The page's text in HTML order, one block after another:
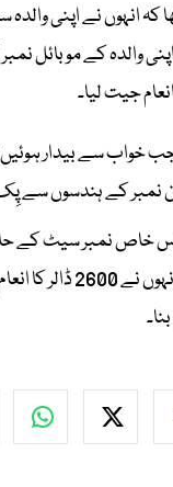
کہ انہوں نے اپنی
والدہ کے موبائل
جب خواب سے بیدار
ہندسوں سے پِک 4 لاٹری کھیلیں
اس خاص نمبر سیٹ کے
لیے اور ہر ٹکٹ سے